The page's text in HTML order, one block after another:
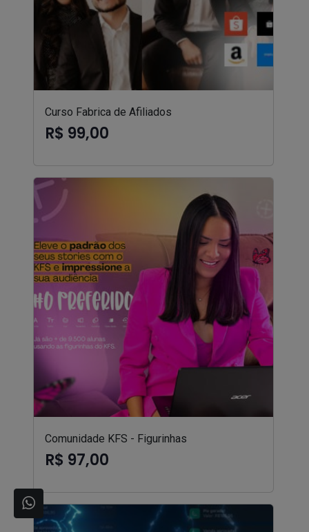
Curso Fabrica de Afiliados
R$ 99,00
Comunidade KFS - Figurinhas
R$ 97,00